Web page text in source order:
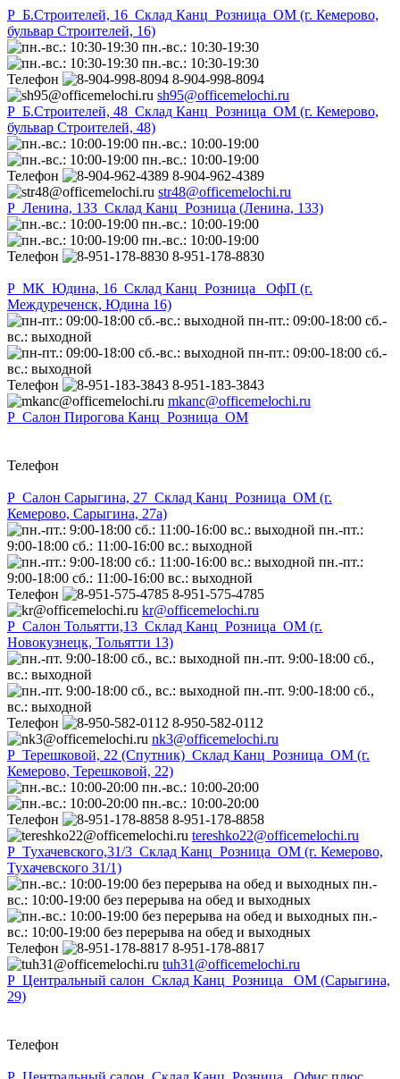
Р_Б.Строителей, 16_Склад Канц_Розница_ОМ (г. Кемерово,
бульвар Строителей, 16)
пн.-вс.: 10:30-19:30
пн.-вс.: 10:30-19:30
Телефон
8-904-998-8094
sh95@officemelochi.ru
Р_Б.Строителей, 48_Склад Канц_Розница_ОМ (г. Кемерово,
бульвар Строителей, 48)
пн.-вс.: 10:00-19:00
пн.-вс.: 10:00-19:00
Телефон
8-904-962-4389
str48@officemelochi.ru
Р_Ленина, 133_Склад Канц_Розница (Ленина, 133)
пн.-вс.: 10:00-19:00
пн.-вс.: 10:00-19:00
Телефон
8-951-178-8830
Р_МК_Юдина, 16_Склад Канц_Розница_ ОфП (г.
Междуреченск, Юдина 16)
пн-пт.: 09:00-18:00 сб.-
вс.: выходной
пн-пт.: 09:00-18:00 сб.-
вс.: выходной
Телефон
8-951-183-3843
mkanc@officemelochi.ru
Р_Салон Пирогова Канц_Розница_ОМ
Телефон
Р_Салон Сарыгина, 27_Склад Канц_Розница_ОМ (г.
Кемерово, Сарыгина, 27а)
пн.-пт.:
9:00-18:00 сб.: 11:00-16:00 вс.: выходной
пн.-пт.:
9:00-18:00 сб.: 11:00-16:00 вс.: выходной
Телефон
8-951-575-4785
kr@officemelochi.ru
Р_Салон Тольятти,13_Склад Канц_Розница_ОМ (г.
Новокузнецк, Тольятти 13)
пн.-пт. 9:00-18:00 сб.,
вс.: выходной
пн.-пт. 9:00-18:00 сб.,
вс.: выходной
Телефон
8-950-582-0112
nk3@officemelochi.ru
Р_Терешковой, 22 (Спутник)_Склад Канц_Розница_ОМ (г.
Кемерово, Терешковой, 22)
пн.-вс.: 10:00-20:00
пн.-вс.: 10:00-20:00
Телефон
8-951-178-8858
tereshko22@officemelochi.ru
Р_Тухачевского,31/3_Склад Канц_Розница_ОМ (г. Кемерово,
Тухачевского 31/1)
пн.-
вс.: 10:00-19:00 без перерыва на обед и выходных
пн.-
вс.: 10:00-19:00 без перерыва на обед и выходных
Телефон
8-951-178-8817
tuh31@officemelochi.ru
Р_Центральный салон_Склад Канц_Розница_ ОМ (Сарыгина,
29)
Телефон